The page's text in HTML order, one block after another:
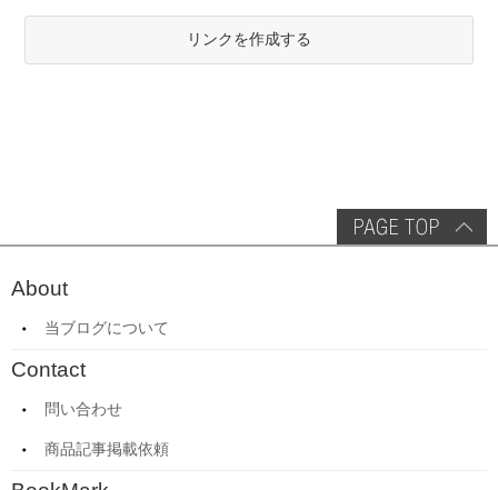
リンクを作成する
About
当ブログについて
Contact
問い合わせ
商品記事掲載依頼